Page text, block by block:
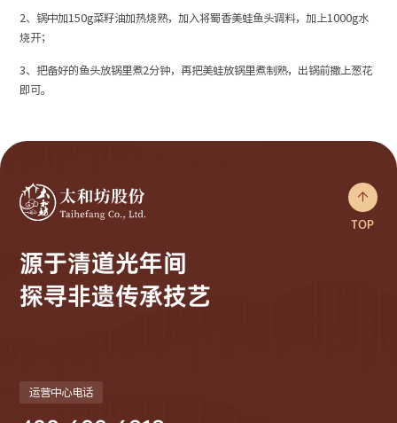
2、锅中加150g菜籽油加热烧熟，加入将蜀香美蛙鱼头调料，加上1000g水
烧开；
3、把备好的鱼头放锅里煮2分钟，再把美蛙放锅里煮制熟，出锅前撒上葱花
即可。
源于清道光年间
探寻非遗传承技艺
运营中心电话

TOP